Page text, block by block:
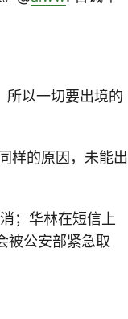
所以一切要出境的
样的原因，未能出
；华林在短信上
被公安部紧急取